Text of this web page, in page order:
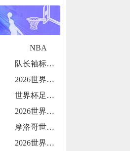
NBA
队长袖标的故事传承与责任
2026世界杯更衣室狂欢视频流出
世界杯足球主题夏令营报名火爆
2026世界杯球队内讧传闻
摩洛哥世界杯淘汰赛赛程
2026世界杯纵容天价票